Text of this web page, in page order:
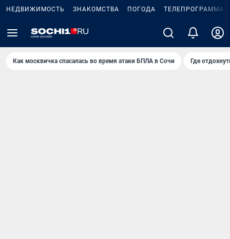
НЕДВИЖИМОСТЬ ЗНАКОМСТВА ПОГОДА ТЕЛЕПРОГРАММА
Как москвичка спасалась во время атаки БПЛА в Сочи Где